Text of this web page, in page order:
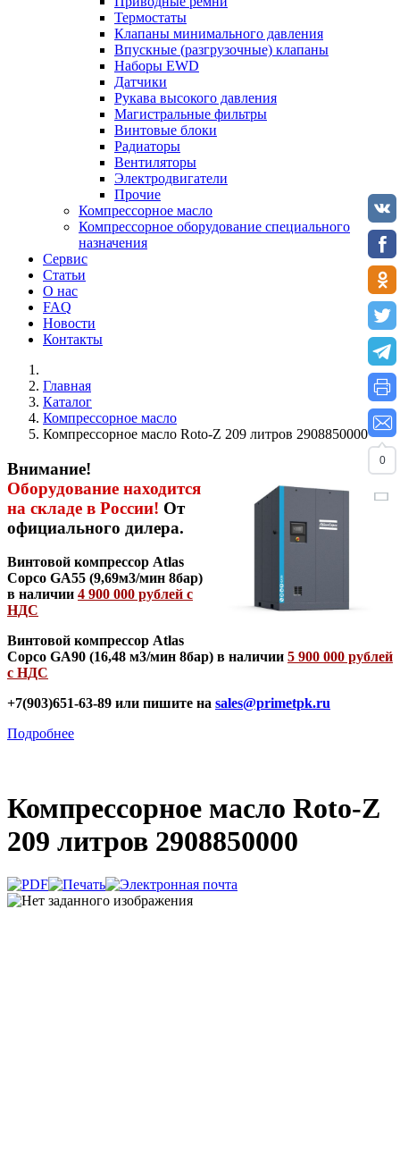
Термостаты
Клапаны минимального давления
Впускные (разгрузочные) клапаны
Наборы EWD
Датчики
Рукава высокого давления
Магистральные фильтры
Винтовые блоки
Радиаторы
Вентиляторы
Электродвигатели
Прочие
Компрессорное масло
Компрессорное оборудование специального
назначения
Сервис
Статьи
О нас
FAQ
Новости
Контакты
Главная
Каталог
Компрессорное масло
Компрессорное масло Roto-Z 209 литров 2908850000
Внимание!
Оборудование находится
на складе в России! От
официального дилера.
Винтовой компрессор Atlas
Copco GA55 (9,69м3/мин 8бар)
в наличии 4 900 000 рублей с
НДС
Винтовой компрессор Atlas
Copco GA90 (16,48 м3/мин 8бар) в наличии 5 900 000 рублей
с НДС
+7(903)651-63-89 или пишите на sales@primetpk.ru
Подробнее
Компрессорное масло Roto-Z
209 литров 2908850000
0